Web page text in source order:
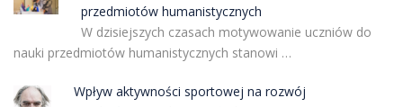
przedmiotów humanistycznych
W dzisiejszych czasach motywowanie uczniów do
nauki przedmiotów humanistycznych stanowi …
Wpływ aktywności sportowej na rozwój